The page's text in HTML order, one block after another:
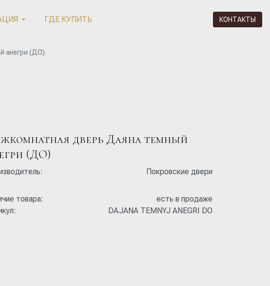
ГДЕ КУПИТЬ КОНТАКТЫ
анегри (ДО)
дверь Даяна темный
(ДО)
Покровские двери
товара:
есть в продаже
DAJANA TEMNYJ ANEGRI DO